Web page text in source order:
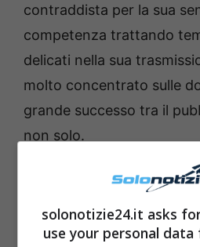
contraddista per la sua
competenza trattando
delicati nella sua
molto concentrato sulle
grande successo tra il
non solo.
Per adesso, questa però
una voce di corridoio.
ancora qualche altro
solonotizie24.it asks
use your personal